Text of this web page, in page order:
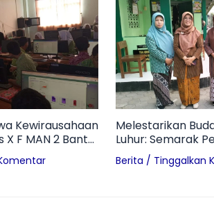
Kewirausahaan
X F MAN 2 Bantul
dan
UMKM
Melestarikan
Luhur: Semarak
Pon di MAN 2 Bantul
Berita / Tinggalkan